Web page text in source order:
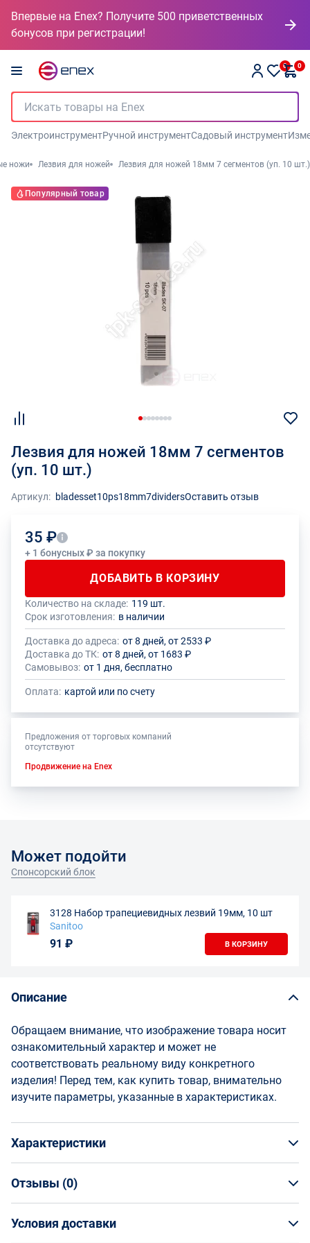
Впервые на Enex? Получите 500 приветственных
бонусов при регистрации!
0 0
ЭлектроинструментРучной инструментСадовый инструмент
ножи Лезвия для ножей Лезвия для ножей 18мм 7 сегментов (уп. 10 шт.)
Популярный товар
Лезвия для ножей 18мм 7 сегментов
(уп. 10 шт.)
Артикул: bladesset10ps18mm7dividersОставить отзыв
35 ₽
+ 1 бонусных ₽ за покупку
ДОБАВИТЬ В КОРЗИНУ
Общее количество данного товара должно быть кратно размеру
упаковки (1 шт.)
На данный товар производителем установлено ограничение по
размеру минимального заказа
Количество на складе: 119 шт.
Срок изготовления: в наличии
Доставка до адреса: от 8 дней, от 2533 ₽
Доставка до ТК: от 8 дней, от 1683 ₽
Самовывоз: от 1 дня, бесплатно
Оплата: картой или по счету
Предложения от торговых компаний
отсутствуют
Продвижение на Enex
Может подойти
Спонсорский блок
3128 Набор трапециевидных лезвий 19мм, 10 шт
Sanitoo
91 ₽ В КОРЗИНУ
Описание
Обращаем внимание, что изображение товара носит
ознакомительный характер и может не
соответствовать реальному виду конкретного
изделия! Перед тем, как купить товар, внимательно
изучите параметры, указанные в характеристиках.
Характеристики
Общая информация
Инструментально-Подшипниковая компания
Отзывы (0)
НАПИСАТЬ ОТЗЫВ
Условия доставки